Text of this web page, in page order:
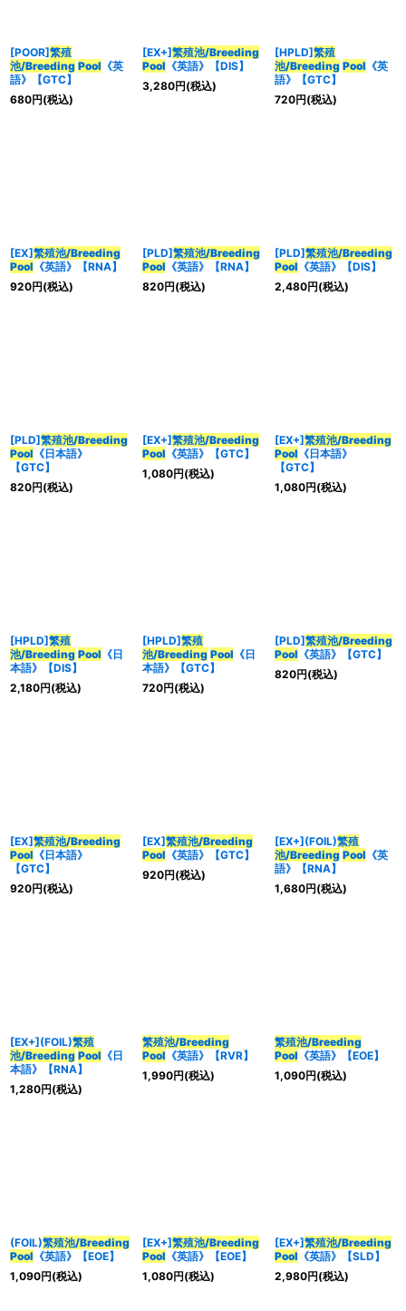
[POOR]繁殖
池/Breeding Pool 《英
語》【GTC】
680円(税込)
[EX+]繁殖池/Breeding
Pool 《英語》【DIS】
3,280円(税込)
[HPLD]繁殖
池/Breeding Pool 《英
語》【GTC】
720円(税込)
[EX]繁殖池/Breeding
Pool 《英語》【RNA】
920円(税込)
[PLD]繁殖池/Breeding
Pool 《英語》【RNA】
820円(税込)
[PLD]繁殖池/Breeding
Pool 《英語》【DIS】
2,480円(税込)
[PLD]繁殖池/Breeding
Pool 《日本語》
【GTC】
820円(税込)
[EX+]繁殖池/Breeding
Pool 《英語》【GTC】
1,080円(税込)
[EX+]繁殖池/Breeding
Pool 《日本語》
【GTC】
1,080円(税込)
[HPLD]繁殖
池/Breeding Pool 《日
本語》【DIS】
2,180円(税込)
[HPLD]繁殖
池/Breeding Pool 《日
本語》【GTC】
720円(税込)
[PLD]繁殖池/Breeding
Pool 《英語》【GTC】
820円(税込)
[EX]繁殖池/Breeding
Pool 《日本語》
【GTC】
920円(税込)
[EX]繁殖池/Breeding
Pool 《英語》【GTC】
920円(税込)
[EX+](FOIL)繁殖
池/Breeding Pool 《英
語》【RNA】
1,680円(税込)
[EX+](FOIL)繁殖
池/Breeding Pool 《日
本語》【RNA】
1,280円(税込)
繁殖池/Breeding
Pool 《英語》【RVR】
1,990円(税込)
繁殖池/Breeding
Pool 《英語》【EOE】
1,090円(税込)
(FOIL)繁殖池/Breeding
Pool 《英語》【EOE】
1,090円(税込)
[EX+]繁殖池/Breeding
Pool 《英語》【EOE】
1,080円(税込)
[EX+]繁殖池/Breeding
Pool 《英語》【SLD】
2,980円(税込)